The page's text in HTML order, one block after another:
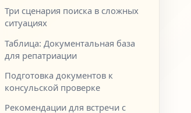
Три сценария поиска в сложных
ситуациях
Таблица: Документальная база
для репатриации
Подготовка документов к
консульской проверке
Рекомендации для встречи с